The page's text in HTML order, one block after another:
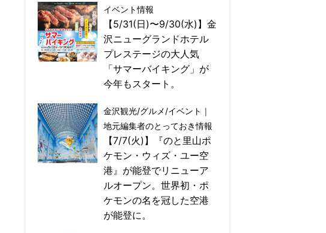
イベント情報
【5/31(日)〜9/30(水)】金
沢ニューグランドホテル
プレステージの大人気
「サマーバイキング」が
今年もスタート。
金沢観光/グルメ/イベント｜
地元編集者のとっておき情報
【7/7(火)】『のと里山ポ
ケモン・ウィズ・ユー空
港』が能登でリニューア
ルオープン。世界初・ポ
ケモンの名を冠した空港
が能登に。